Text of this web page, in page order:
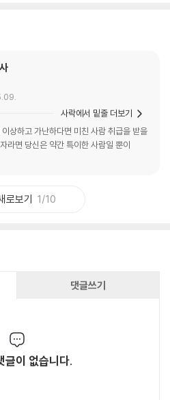
상하고 가난하다면 미친 사람 취급을 받을
라면 당신은 약간 특이한 사람일 뿐이
사락에서 밑줄 더보기
로보기 1/10
댓글쓰기
글이 없습니다.